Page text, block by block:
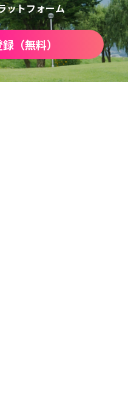
ットフォーム
（無料）